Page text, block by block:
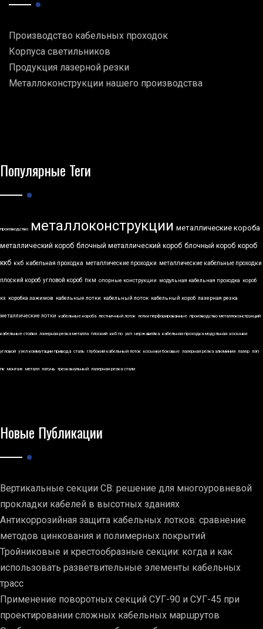
Производство кабельных проходок
Корпуса светильников
Продукция лазерной резки
Металлоконструкции нашего производства
Популярные Теги
производство металлоконструкции металлические короба
металлический короб блочный металлический короб блочный короб короб
ккб ккб кабельная проходка металлические проходки металлические кабельные проходки
плоский короб угловой короб пкм опорные конструкции модульная кабельная проходка короб
кз коробка зажимов кабельные лотки кабельный лоток кабельный короб лазерная резка
металлические лотки кабельные короба лестничный лоток лотки перфорированные производство металлоконструкций
кабельные стойки лазерная резка металла плоский ккб по укп нержавейка кабельная проходка модульная косынки
угловой узел коммутации привода сталь глубокий кабельный лоток косынки боковые лазерная резка алюминия лазер лэп
пк монтаж металл латунь трехканальный лазерная резка стали
Новые Публикации
Вертикальные секции СВ: решение для многоуровневой
прокладки кабелей в высотных зданиях
Антикоррозийная защита кабельных лотков: сравнение
методов цинкования и полимерных покрытий
Тройниковые и крестообразные секции: когда и как
использовать разветвительные элементы кабельных
трасс
Применение поворотных секций СУГ-90 и СУГ-45 при
проектировании сложных кабельных маршрутов